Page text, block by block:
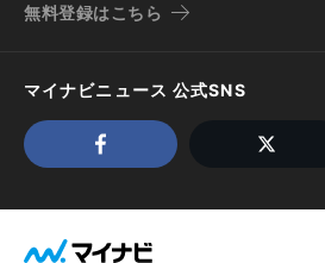
無料登録はこちら
マイナビニュース 公式SNS